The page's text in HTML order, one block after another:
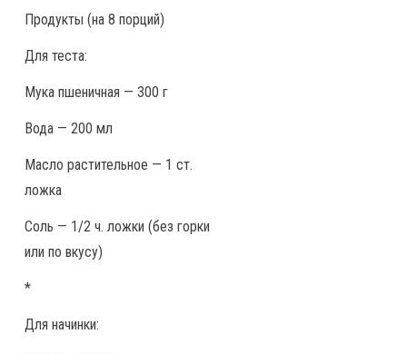
Продукты (на 8 порций)
Для теста:
Мука пшеничная — 300 г
Вода — 200 мл
Масло растительное — 1 ст.
ложка
Соль — 1/2 ч. ложки (без горки
или по вкусу)
*
Для начинки: